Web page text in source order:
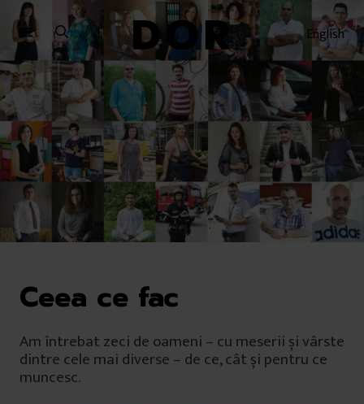
Sari
meniu
Sari
conținut
English
Ceea ce fac
Am întrebat zeci de oameni – cu meserii și vârste
dintre cele mai diverse – de ce, cât și pentru ce
muncesc.